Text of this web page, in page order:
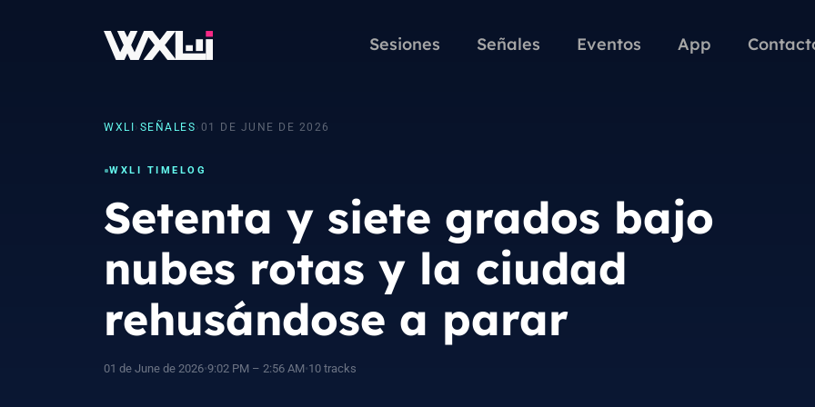
Sesiones Señales Eventos App
WXLI › SEÑALES › 01 DE JUNE DE 2026
WXLI TIMELOG
Setenta y siete grados bajo
nubes rotas y la ciudad
rehusándose a parar
01 de June de 2026•9:02 PM – 2:56 AM•10 tracks